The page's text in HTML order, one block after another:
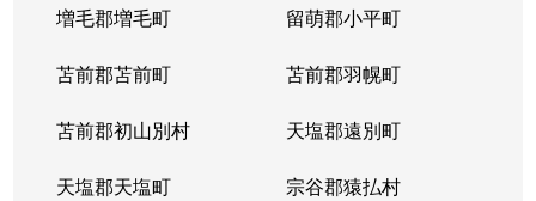
増毛郡増毛町 留萌郡小平町
苫前郡苫前町 苫前郡羽幌町
苫前郡初山別村 天塩郡遠別町
天塩郡天塩町 宗谷郡猿払村